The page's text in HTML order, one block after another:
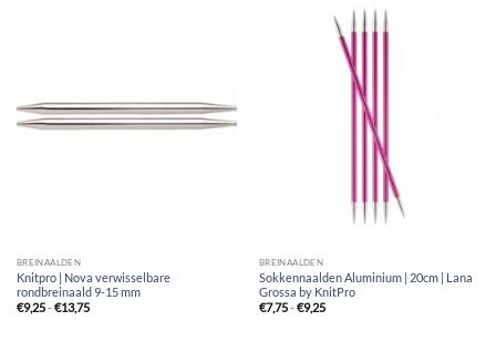
BREINAALDEN
Knitpro | Nova verwisselbare
rondbreinaald 9-15 mm
€9,25-€13,75Prijsklasse:
€9,25
BREINAALDEN
Sokkennaalden Aluminium | 20cm | Lana
Grossa by KnitPro
€7,75-€9,25Prijsklasse:
€7,75